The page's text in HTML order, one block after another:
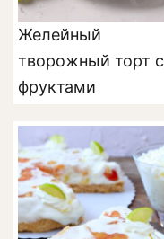
Желейный
творожный торт с
фруктами